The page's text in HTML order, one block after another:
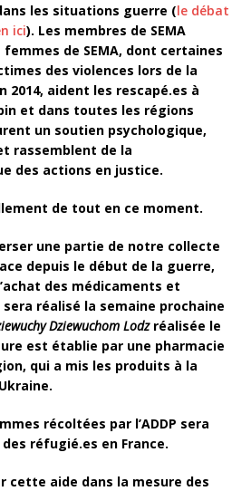
les situations guerre (le débat
ici). Les membres de SEMA
femmes de SEMA, dont certaines
des violences lors de la
2014, aident les rescapé.es à
et dans toutes les régions
un soutien psychologique,
rassemblent de la
des actions en justice.
de tout en ce moment.
une partie de notre collecte
depuis le début de la guerre,
des médicaments et
réalisé la semaine prochaine
Dziewuchom Lodzréalisée le
est établie par une pharmacie
qui a mis les produits à la
récoltées par l’ADDP sera
réfugié.es en France.
cette aide dans la mesure des